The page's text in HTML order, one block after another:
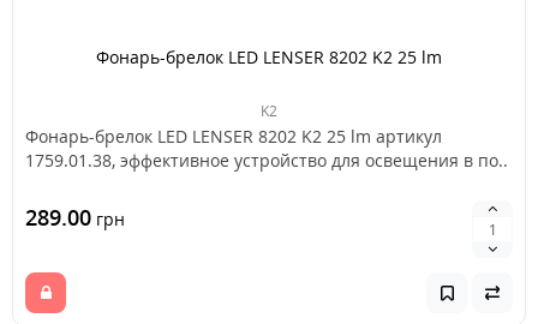
Фонарь-брелок LED LENSER 8202 K2 25 lm
K2
Фонарь-брелок LED LENSER 8202 K2 25 lm артикул
1759.01.38, эффективное устройство для освещения в по..
289.00 грн